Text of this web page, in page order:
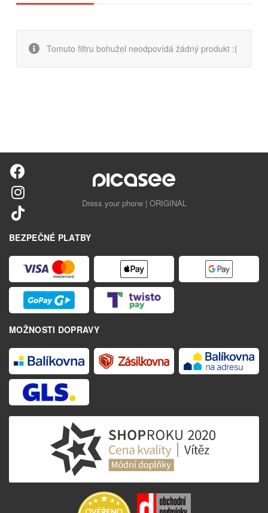
Tomuto filtru bohužel neodpovídá žádný produkt :(
Dress your phone | ORIGINAL
BEZPEČNÉ PLATBY
MOŽNOSTI DOPRAVY